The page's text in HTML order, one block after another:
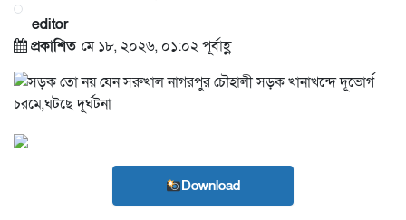
editor
প্রকাশিত মে ১৮, ২০২৬, ০১:০২ পূর্বাহ্ণ
Download